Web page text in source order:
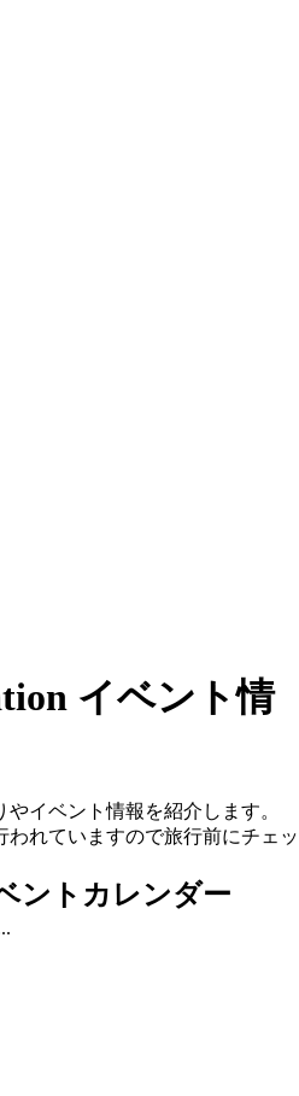
イベント情
イベント情報を紹介します。
れていますので旅行前にチェッ
ントカレンダー